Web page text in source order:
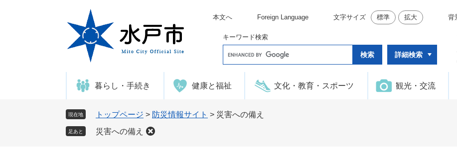
本文へ Foreign Language 文字サイズ 標準 拡大 背
キーワード検索
o
e
タ
ム
詳細検索
暮らし・手続き 健康と福祉 文化・教育・スポーツ 観光・交流
現在地 トップページ > 防災情報サイト > 災害への備え
足あと 災害への備え